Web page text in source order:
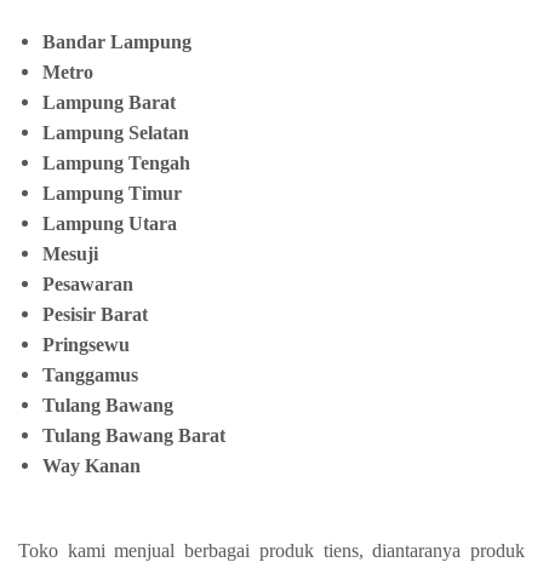
Bandar Lampung
Metro
Lampung Barat
Lampung Selatan
Lampung Tengah
Lampung Timur
Lampung Utara
Mesuji
Pesawaran
Pesisir Barat
Pringsewu
Tanggamus
Tulang Bawang
Tulang Bawang Barat
Way Kanan
Toko kami menjual berbagai produk tiens, diantaranya produk